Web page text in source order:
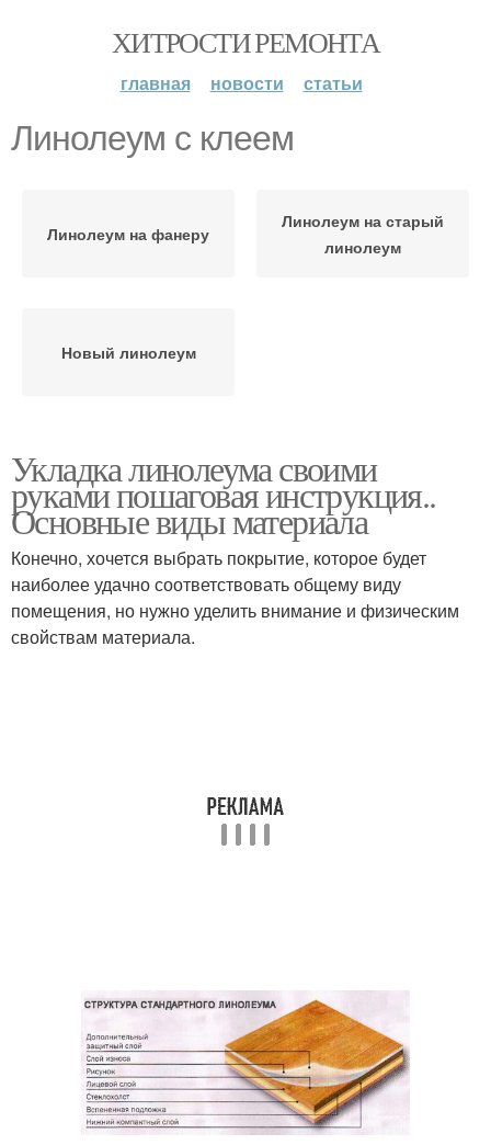
ХИТРОСТИ РЕМОНТА
главная новости статьи
Линолеум с клеем
Линолеум на фанеру
Линолеум на старый
линолеум
Новый линолеум
Укладка линолеума своими
руками пошаговая инструкция..
Основные виды материала
Конечно, хочется выбрать покрытие, которое будет
наиболее удачно соответствовать общему виду
помещения, но нужно уделить внимание и физическим
свойствам материала.